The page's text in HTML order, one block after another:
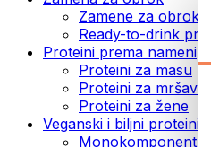
Zamene za obrok
Ready-to-drink
Proteini prema nameni
Proteini za masu
Proteini za
Proteini za žene
Veganski i biljni proteini